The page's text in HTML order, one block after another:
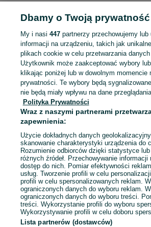
Strona główna Wielkopolskie Nędzerzew
KATEGORIA
Mapa kategorii
Mapa miejscowości
Mapa ministron
Popularne wyszukiwania
Dbamy o Twoją prywatność
My i nasi 447partnerzy przechowujemy lub
informacji na urządzeniu, takich jak
plikach cookie w celu przetwarzania
Użytkownik może zaakceptować wybory
klikając poniżej lub w dowolnym momencie
prywatności. Te wybory będą
nie będą miały wpływu na dane
Polityka Prywatności
Wraz z naszymi partnerami
zapewnienia:
Użycie dokładnych danych
skanowanie charakterystyki urządzenia do
Rozumienie odbiorców dzięki statystyce
różnych źródeł. Przechowywanie informacji
dostęp do nich. Pomiar efektywności
usług. Tworzenie profili w celu
profili w celu spersonalizowanych reklam.
ograniczonych danych do wyboru reklam.
ograniczonych danych do wyboru treści.
treści. Wykorzystanie profili do wyboru
Wykorzystywanie profili w celu doboru
Lista partnerów (dostawców)